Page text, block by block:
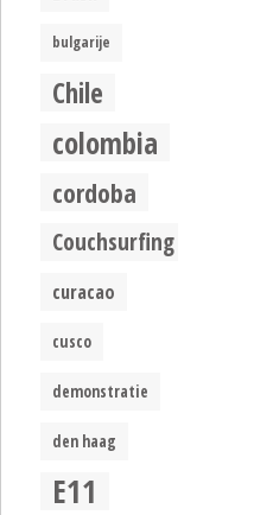
bulgarije
Chile
colombia
cordoba
Couchsurfing
curacao
cusco
demonstratie
den haag
E11